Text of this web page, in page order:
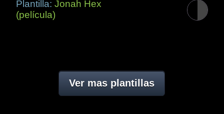
Plantilla:Jonah Hex
(película)
Ver mas plantillas